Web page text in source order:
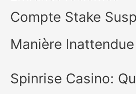
Compte Stake
Manière Inattendue
Spinrise Casino: